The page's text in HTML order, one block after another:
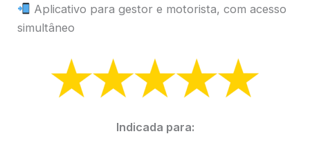
Aplicativo para gestor e motorista, com acesso
simultâneo
Indicada para: